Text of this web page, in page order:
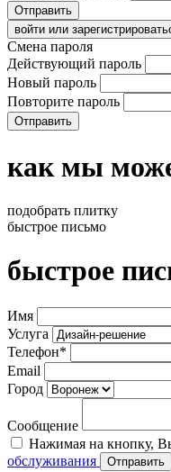
Отправить
войти или
Смена пароля
Действующий пароль
Новый пароль
Повторите пароль
Отправить
как мы
подобрать плитку
быстрое письмо
быстрое
Имя
Услуга
Телефон*
Email
Город
Сообщение
Нажимая на кнопку,
обслуживания